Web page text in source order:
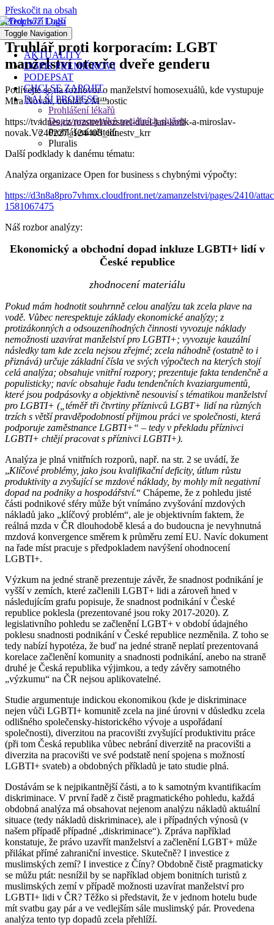
Přeskočit na obsah
Toggle Navigation
AKTUALITY
DOPIS PREMIÉROVI
PODEPSAT
CHCI SE ZAPOJIT
DALŠÍ PROFESE
Prohlášení lékařů
Dopis pracovníků sociálních služeb
Prohlášení učitelů
Pluralis
Předchozí Další
Truhlář proti korporacím: LGBT
manželství otevře dveře genderu
Podívejte se na rozhovor o manželství homosexuálů, kde vystupuje
Míra Novák, truhlář z Milhostic
https://tv.idnes.cz/rozstrel/rozstrel-duel-jan-kotik-a-miroslav-
novak.V240227_124408_idnestv_krr
Další podklady k danému tématu:
Analýza organizace Open for business s chybnými výpočty:
https://d3n8a8pro7vhmx.cloudfront.net/zamanzelstvi/pages/2410/
1581067475
Náš rozbor analýzy:
Ekonomický a obchodní dopad inkluze LGBTI+ lidí v
České republice
zhodnocení materiálu
Pokud mám hodnotit souhrnně celou analýzu tak zcela plave na
vodě. Vůbec nerespektuje základy ekonomické analýzy; z
protizákonných a odsouzeníhodných činnosti vyvozuje náklady
nemožnosti uzavírat manželství pro LGBTI+; vyvozuje kauzální
následky tam kde zcela nejsou zřejmé; zcela náhodně (ostatně to i
přiznává) určuje základní čísla ve svých výpočtech na kterých stojí
celá analýza; obsahuje vnitřní rozpory; prezentuje fakta tendenčně a
populisticky; navíc obsahuje řadu tendenčních kvaziargumentů,
které jsou podpásovky a objektivně nesouvisí s tématikou manželství
pro LGBTI+ („téměř tři čtvrtiny příznivců LGBT+ lidí na různých
trzích s větší pravděpodobností přijmou práci ve společnosti, která
podporuje zaměstnance LGBTI+“ – tedy v překladu příznivci
LGBTI+ chtějí pracovat s příznivci LGBTI+).
Analýza je plná vnitřních rozporů, např. na str. 2 se uvádí, že
„Klíčové problémy, jako jsou kvalifikační deficity, útlum růstu
produktivity a zvyšující se mzdové náklady, by mohly mít negativní
dopad na podniky a hospodářství.“ Chápeme, že z pohledu jisté
části podnikové sféry může být vnímáno zvyšování mzdových
nákladů jako „klíčový problém“, ale je objektivním faktem, že
reálná mzda v ČR dlouhodobě klesá a do budoucna je nevyhnutná
mzdová konvergence směrem k průměru zemí EU. Navíc dokument
na řade míst pracuje s předpokladem navýšení ohodnocení
LGBTI+.
Výzkum na jedné straně prezentuje závěr, že snadnost podnikání je
vyšší v zemích, které začlenili LGBT+ lidi a zároveň hned v
následujícím grafu popisuje, že snadnost podnikání v České
republice poklesla (prezentované jsou roky 2017-2020). Z
legislativního pohledu se začlenění LGBT+ v období údajného
poklesu snadnosti podnikání v České republice nezměnila. Z toho se
tedy nabízí hypotéza, že buď na jedné straně neplatí prezentovaná
korelace začlenění komunity a snadnosti podnikání, anebo na straně
druhé je Česká republika výjimkou, a tedy závěry samotného
„výzkumu“ na ČR nejsou aplikovatelné.
Studie argumentuje indickou ekonomikou (kde je diskriminace
nejen vůči LGBTI+ komunitě zcela na jiné úrovni v důsledku zcela
odlišného společensky-historického vývoje a uspořádaní
společnosti), diverzitou na pracovišti zvyšující produktivitu práce
(při tom Česká republika vůbec nebrání diverzitě na pracovišti a
diverzita na pracovišti ve své podstatě není spojena s možností
LGBTI+ svateb) a obdobných příkladů je tato studie plná.
Dostávám se k nejpikantnější části, a to k samotným kvantifikacím
diskriminace. V první řadě z čistě pragmatického pohledu, každá
obdobná analýza má obsahovat nejenom analýzu nákladů aktuální
situace (tedy nákladů diskriminace), ale i případných výnosů (v
našem případě případné „diskriminace“). Zpráva například
konstatuje, že právo uzavřít manželství a začlenění LGBT+ může
přilákat přímé zahraniční investice. Skutečně? I investice z
muslimských zemí? I investice z Číny? Obdobně čistě pragmaticky
se můžu ptát: nesnížil by se například objem bonitních turistů z
muslimských zemí v případě možnosti uzavírat manželství pro
LGBTI+ lidi v ČR? Těžko si představit, že v jednom hotelu bude
mít svatbu gay pár a ve vedlejším sále muslimský pár. Provedena
analýza tento typ dopadů zcela přehlíží.